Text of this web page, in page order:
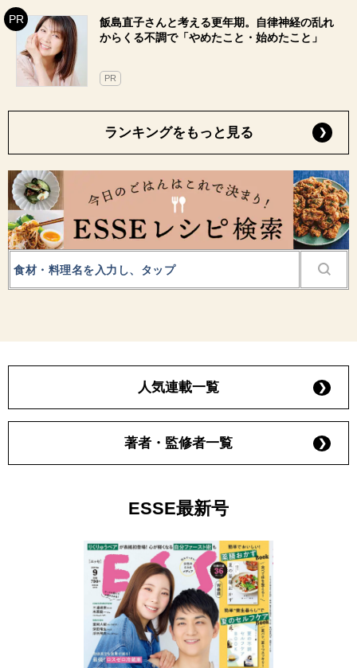
飯島直子さんと考える更年期。自律神経の乱れ
からくる不調で「やめたこと・始めたこと」
PR
ランキングをもっと見る
人気連載一覧
著者・監修者一覧
ESSE最新号